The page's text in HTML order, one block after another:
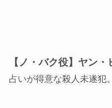
【ノ・バク役】ヤン・
占いが得意な殺人未遂犯。